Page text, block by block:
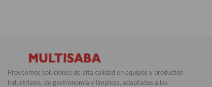
Proveemos soluciones de alta calidad en equipos y productos
industriales, de gastronomía y limpieza, adaptados a las